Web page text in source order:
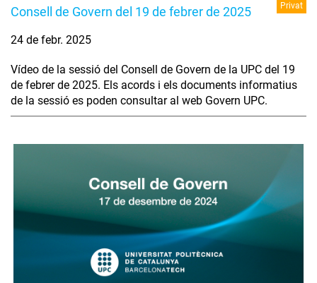
Consell de Govern del 19 de febrer de 2025 Privat
24 de febr. 2025
Vídeo de la sessió del Consell de Govern de la UPC del 19
de febrer de 2025. Els acords i els documents informatius
de la sessió es poden consultar al web Govern UPC.